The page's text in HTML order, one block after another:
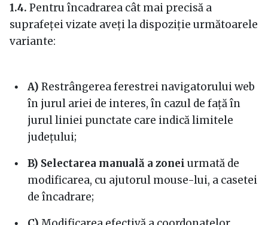
1.4. Pentru încadrarea cât mai precisă a
suprafeței vizate aveți la dispoziție următoarele
variante:
A) Restrângerea ferestrei navigatorului web
în jurul ariei de interes, în cazul de față în
jurul liniei punctate care indică limitele
județului;
B) Selectarea manuală a zonei urmată de
modificarea, cu ajutorul mouse-lui, a casetei
de încadrare;